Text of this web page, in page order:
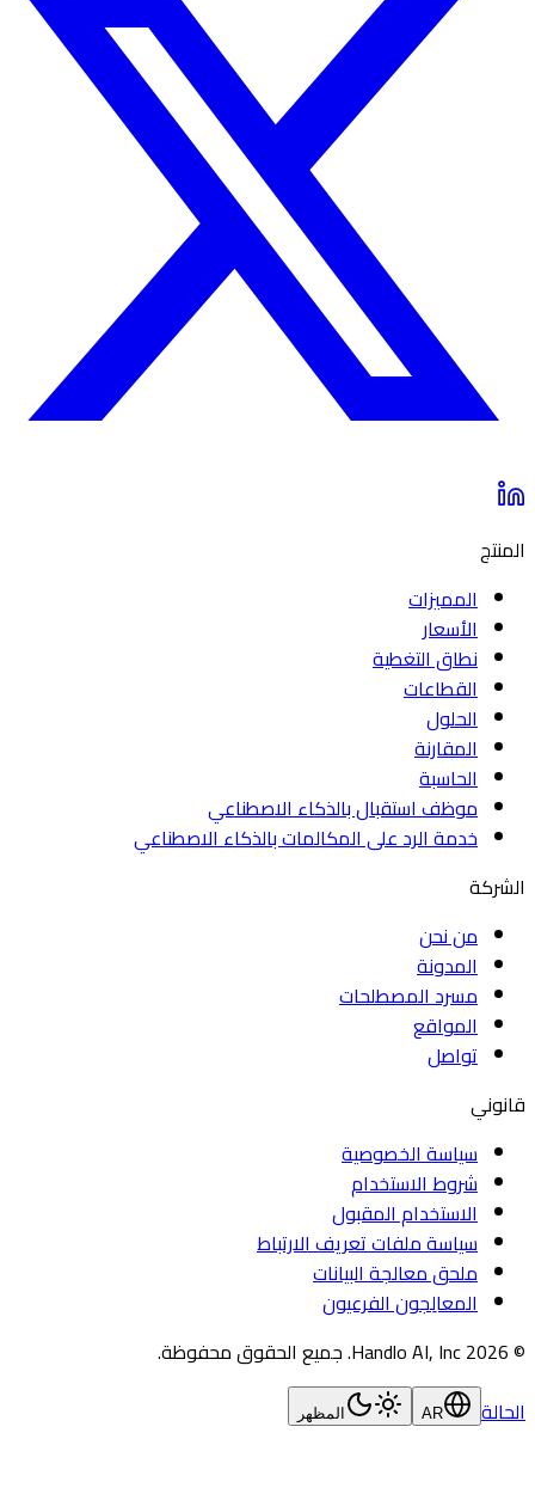
المنتج
المميزات
الأسعار
نطاق التغطية
القطاعات
الحلول
المقارنة
الحاسبة
موظف استقبال بالذكاء الاصطناعي
خدمة الرد على المكالمات بالذكاء الاصطناعي
الشركة
من نحن
المدونة
مسرد المصطلحات
المواقع
تواصل
قانوني
سياسة الخصوصية
شروط الاستخدام
الاستخدام المقبول
سياسة ملفات تعريف الارتباط
ملحق معالجة البيانات
المعالِجون الفرعيون
© ⁨2026⁩ ⁨Handlo AI, Inc⁩. جميع الحقوق محفوظة.
الحالة
AR المظهر